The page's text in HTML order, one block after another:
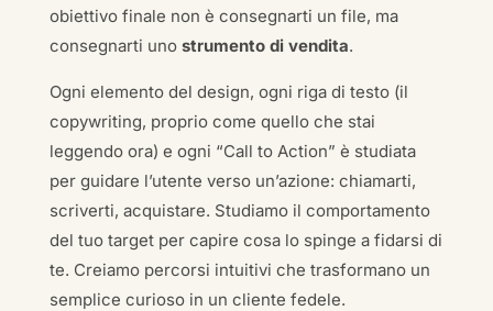
obiettivo finale non è consegnarti un file, ma
consegnarti uno strumento di vendita.
Ogni elemento del design, ogni riga di testo (il
copywriting, proprio come quello che stai
leggendo ora) e ogni “Call to Action” è studiata
per guidare l’utente verso un’azione: chiamarti,
scriverti, acquistare. Studiamo il comportamento
del tuo target per capire cosa lo spinge a fidarsi di
te. Creiamo percorsi intuitivi che trasformano un
semplice curioso in un cliente fedele.